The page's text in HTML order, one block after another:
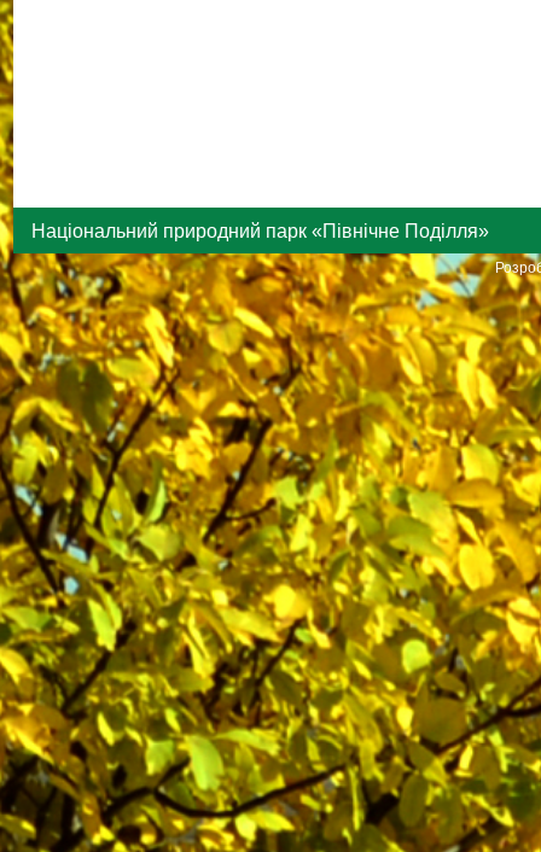
Національний природний парк «Північне Поділля»